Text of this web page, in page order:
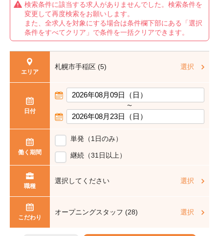
検索条件に該当する求人がありませんでした。検索条件を
変更して再度検索をお願いします。
また、全求人を対象にする場合は条件欄下部にある「選択
条件をすべてクリア」で条件を一括クリアできます。
エリア
札幌市手稲区 (5) 選択
日付
〜
働く期間
単発（1日のみ）
継続（31日以上）
職種
選択してください 選択
こだわり
オープニングスタッフ (28) 選択